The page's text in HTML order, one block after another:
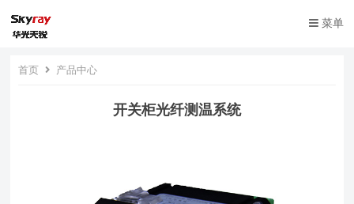
菜单
首页 产品中心
开关柜光纤测温系统